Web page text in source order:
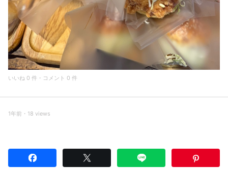
いいね 0 件・コメント 0 件
1年前・18 views